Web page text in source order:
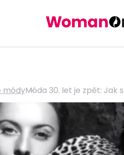
módyMóda 30. let je zpět: Jak